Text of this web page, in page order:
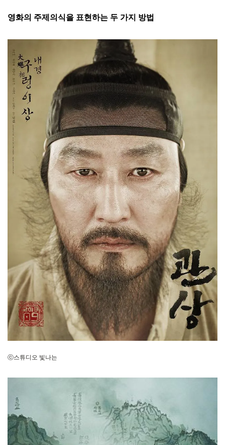
영화의 주제의식을 표현하는 두 가지 방법
ⓒ스튜디오 빛나는